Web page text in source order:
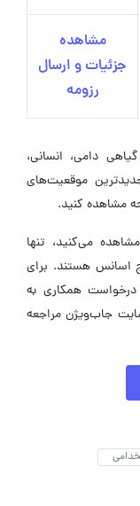
مشاهده
جزئیات و ارسال
رزومه
دامی، انسانی،
موقعیت‌های
مشاهده کنید.
می‌کنید، تنها
اسانس هستند. برای
همکاری به
جاب‌ویژن مراجعه